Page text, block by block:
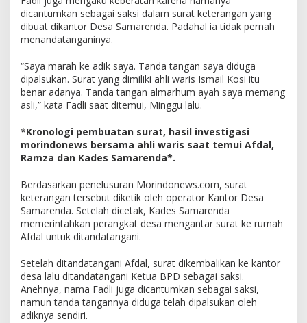
dicantumkan sebagai saksi dalam surat keterangan yang
dibuat dikantor Desa Samarenda. Padahal ia tidak pernah
menandatanganinya.
“Saya marah ke adik saya. Tanda tangan saya diduga
dipalsukan. Surat yang dimiliki ahli waris Ismail Kosi itu
benar adanya. Tanda tangan almarhum ayah saya memang
asli,” kata Fadli saat ditemui, Minggu lalu.
*Kronologi pembuatan surat, hasil investigasi
morindonews bersama ahli waris saat temui Afdal,
Ramza dan Kades Samarenda*.
Berdasarkan penelusuran Morindonews.com, surat
keterangan tersebut diketik oleh operator Kantor Desa
Samarenda. Setelah dicetak, Kades Samarenda
memerintahkan perangkat desa mengantar surat ke rumah
Afdal untuk ditandatangani.
Setelah ditandatangani Afdal, surat dikembalikan ke kantor
desa lalu ditandatangani Ketua BPD sebagai saksi.
Anehnya, nama Fadli juga dicantumkan sebagai saksi,
namun tanda tangannya diduga telah dipalsukan oleh
adiknya sendiri.